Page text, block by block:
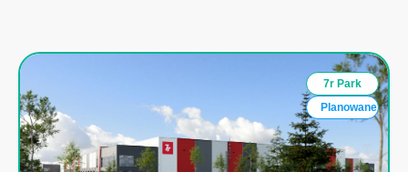
7r Park
Planowane